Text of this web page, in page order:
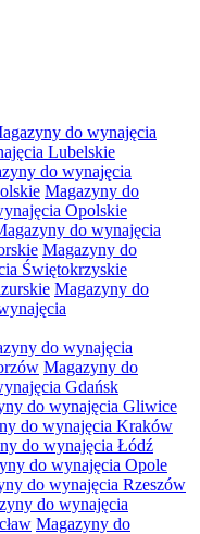
do wynajęcia
Lubelskie
do wynajęcia
Magazyny do
Opolskie
do wynajęcia
Magazyny do
Świętokrzyskie
Magazyny do
do wynajęcia
Magazyny do
Gdańsk
do wynajęcia Gliwice
do wynajęcia Kraków
do wynajęcia Łódź
do wynajęcia Opole
do wynajęcia Rzeszów
do wynajęcia
Magazyny do